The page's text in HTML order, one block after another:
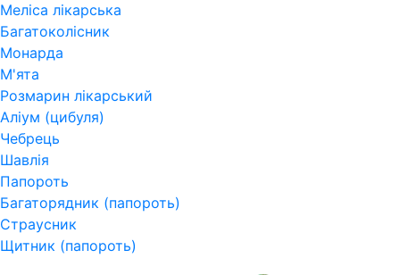
Меліса лікарська
Багатоколісник
Монарда
М'ята
Розмарин лікарський
Аліум (цибуля)
Чебрець
Шавлія
Папороть
Багаторядник (папороть)
Страусник
Щитник (папороть)